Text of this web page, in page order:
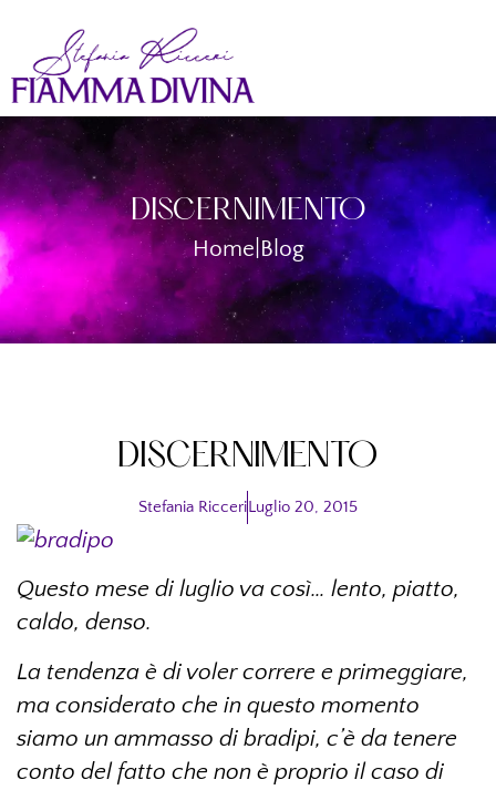
DISCERNIMENTO
Home Blog
DISCERNIMENTO
Stefania RicceriLuglio 20, 2015
Questo mese di luglio va così… lento, piatto,
caldo, denso.
La tendenza è di voler correre e primeggiare,
ma considerato che in questo momento
siamo un ammasso di bradipi, c’è da tenere
conto del fatto che non è proprio il caso di